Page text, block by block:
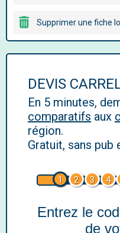
Supprimer une fiche
DEVIS
En 5 minutes,
comparatifs aux
région.
Gratuit, sans pub
1 2 3 4
Entrez le
de